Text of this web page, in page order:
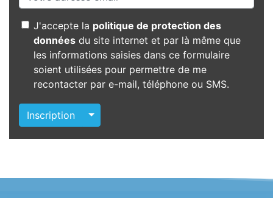
J'accepte la politique de protection des
données du site internet et par là même que
les informations saisies dans ce formulaire
soient utilisées pour permettre de me
recontacter par e-mail, téléphone ou SMS.
Inscription Autres actions